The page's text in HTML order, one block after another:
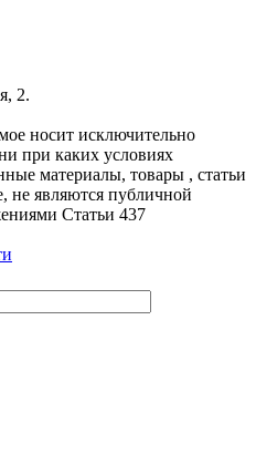
2.
носит исключительно
при каких условиях
материалы, товары , статьи
не являются публичной
Статьи 437